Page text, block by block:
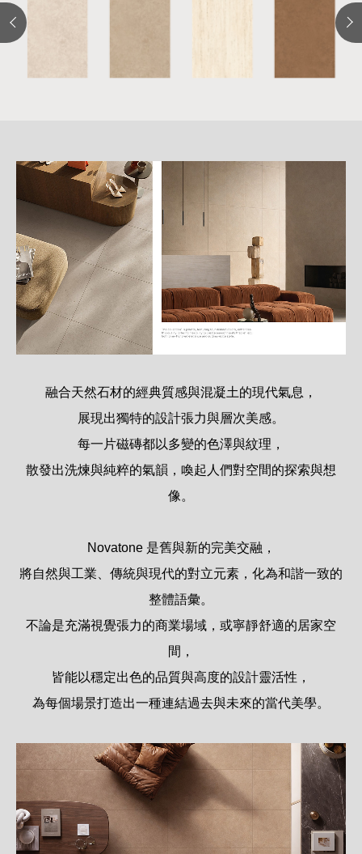
詳
細
介
紹
融合天然石材的經典質感與混凝土的現代氣息，
展現出獨特的設計張力與層次美感。
每一片磁磚都以多變的色澤與紋理，
散發出洗煉與純粹的氣韻，喚起人們對空間的探索與想
像。
Novatone 是舊與新的完美交融，
將自然與工業、傳統與現代的對立元素，化為和諧一致的
整體語彙。
不論是充滿視覺張力的商業場域，或寧靜舒適的居家空
間，
皆能以穩定出色的品質與高度的設計靈活性，
為每個場景打造出一種連結過去與未來的當代美學。